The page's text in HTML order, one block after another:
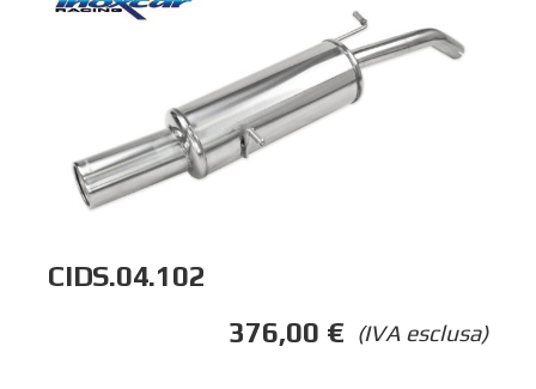
CIDS.04.102
(IVA esclusa)
376,00 €